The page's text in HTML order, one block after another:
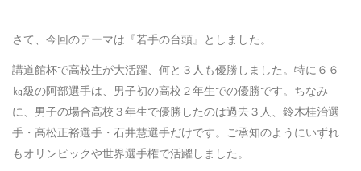
さて、今回のテーマは『若手の台頭』としました。
講道館杯で高校生が大活躍、何と３人も優勝しました。特に６６
㎏級の阿部選手は、男子初の高校２年生での優勝です。ちなみ
に、男子の場合高校３年生で優勝したのは過去３人、鈴木桂治選
手・高松正裕選手・石井慧選手だけです。ご承知のようにいずれ
もオリンピックや世界選手権で活躍しました。